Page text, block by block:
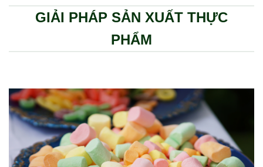
GIẢI PHÁP SẢN XUẤT THỰC
PHẨM